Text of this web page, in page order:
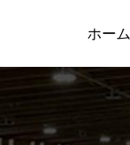
ホーム